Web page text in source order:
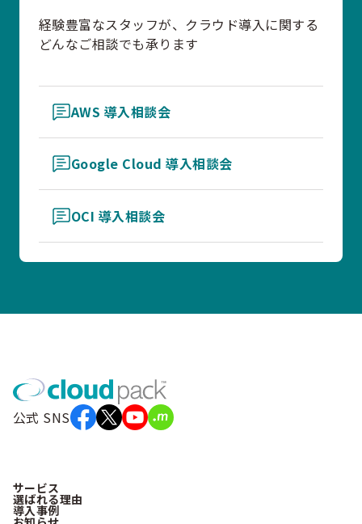
経験豊富なスタッフが、クラウド導入に関する
どんなご相談でも承ります
AWS 導入相談会
Google Cloud 導入相談会
OCI 導入相談会
公式 SNS
サービス
選ばれる理由
導入事例